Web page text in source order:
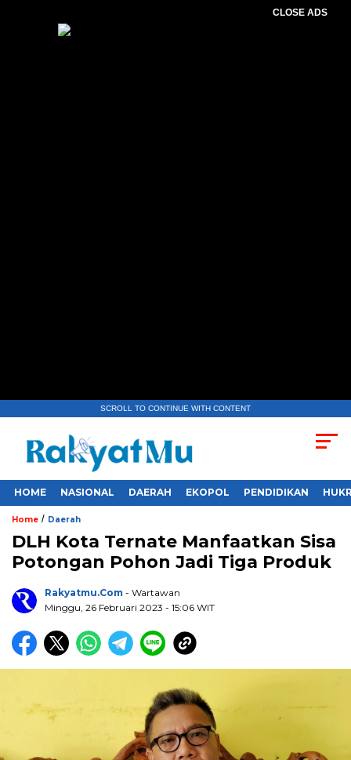
CLOSE ADS
SCROLL TO CONTINUE WITH CONTENT
HOME NASIONAL DAERAH EKOPOL PENDIDIKAN
Home / Daerah
DLH Kota Ternate Manfaatkan Sisa
Potongan Pohon Jadi Tiga Produk
Rakyatmu.com - Wartawan
Minggu, 26 Februari 2023 - 15:06 WIT